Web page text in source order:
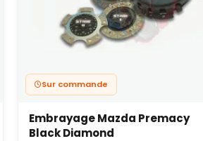
Sur commande
Embrayage Mazda Premacy
Black Diamond